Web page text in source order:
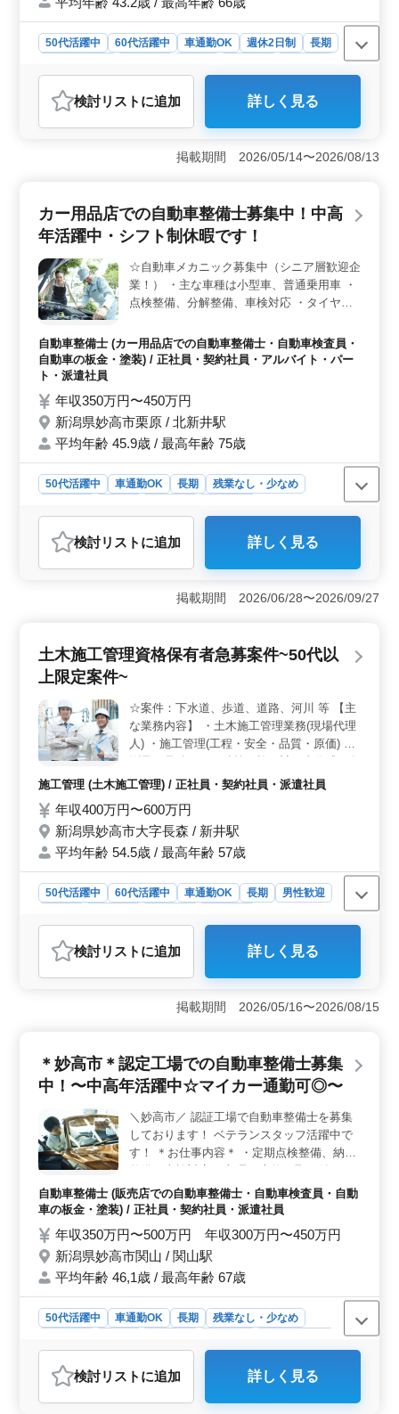
面優遇資格》 ・技術士(種類不問) ・
RCCM(種類不問) ◎1級土木施工管理技士資
格必須になります ＊50代以上で発注支援業
務経験10年以上条件面優遇いたします ＊50
代以上で土木施工管理業務経験者の方お気軽
にお問い合わせ下さい 皆様のご応募お待ち
しております！
50代活躍中 60代活躍中 車通勤OK 週休2日制
長期
おすすめポイント
＜発注者支援業務経験者募集＞ この求人は、発注者支
援業務の経験がある方を積極的に募集しています。発注
者支援業務は、道路や砂防、橋梁、上下水道など、イン
岐にわたる業務に挑戦できます。中高年の方々も多数活
躍しており、経験豊富な方々がチームを支えていま
の通勤が可能であり、出勤がより便利になります。無料
の駐車場も完備されていますので、通勤の負担を軽減で
きます。交通手段の選択肢が広がることで、通勤時間を
有効活用できるでしょう。 ＜充実した福利厚生＞
この企業では、資格手当の支給や単身赴任宿舎の完備な
ど、充実した福利厚生が整っています。さらに、週休2日
制や社会保険の完備など、働きやすい環境が整っていま
ので、ご興味をお持ちの方はぜひご応募ください。
検討リスト に追加 詳しく見る
掲載期間 2026/05/14〜2026/08/13
カー用品店での自動車整備士募集中！中高
年活躍中・シフト制休暇です！
☆自動車メカニック募集中（シニア層歓迎企
業！） ・主な車種は小型車、普通乗用車 ・
点検整備、分解整備、車検対応 ・タイヤ交
動車整備経験者募集中！ ☆50代の方も現在
働いている為年齢を気にする必要もございま
自動車整備士 (カー用品店での自動車整備士・自動車検査員・
自動車の板金・塗装) / 正社員・契約社員・アルバイト・パー
ト・派遣社員
年収350万円〜450万円
新潟県妙高市栗原 / 北新井駅
平均年齢 45.9歳 / 最高年齢 75歳
50代活躍中 車通勤OK 長期
残業なし・少なめ
自動車整備士
おすすめポイント
＜多様で柔軟な雇用形態＞ 新潟県妙高市栗原の自動車
整備士求人は正社員・契約社員・アルバイト・パート・
派遣社員など多彩な雇用形態で、自分の都合に合わせて
者の方を募集しています。小型車・普通乗用車の点検整
備から車検対応などを行っています。またタイヤ交換や
経験した技術を広く活かすことが可能です。 ＜働き
やすい待遇・環境＞ 年収も350万〜450万円と安定して
います。通勤手当も全額支給し、雇用・労災・健康・厚
生など福利厚生も整っております。車での通勤も可能と
なっており、無料駐車場も用意されています。経験豊富
な中高年の方の新しい挑戦を応援する職場です！
検討リスト に追加 詳しく見る
掲載期間 2026/06/28〜2026/09/27
土木施工管理資格保有者急募案件~50代以
上限定案件~
☆案件：下水道、歩道、道路、河川 等 【主
な業務内容】 ・土木施工管理業務(現場代理
人) ・施工管理(工程・安全・品質・原価) ・
種書類作成、施工図作成 等 ・近隣住人対応
・CAD経験あれば尚可 ☆50代以上土木施工
管理業務経験者急募 ☆50代以上土木施工管
理業務経験15年以上条件面優遇 気になるご
施工管理 (土木施工管理) / 正社員・契約社員・派遣社員
年収400万円〜600万円
新潟県妙高市大字長森 / 新井駅
平均年齢 54.5歳 / 最高年齢 57歳
50代活躍中 60代活躍中 車通勤OK 長期
男性歓迎
おすすめポイント
＜業務内容の充実＞ 当社では、下水道、歩道、道路、
河川など、多岐にわたるプロジェクトに携わることがで
きます。土木施工管理業務を中心に、工程、安全、品
質、原価など、幅広い管理業務を担当いただきま
年以上の方は、条件面で優遇いたします。お持ちの経験
とスキルを存分に活かしていただける環境をご用意して
います。 ＜働きやすい環境＞ 当社は車通勤可能で
あり、交通費は全額支給いたします。また、週5〜6日の
勤務で、月平均15時間程度の残業がありますが、労働時
間に関しても配慮し、メリハリを持って働ける環境を整
えています。お気軽にお問い合わせください。
検討リスト に追加 詳しく見る
掲載期間 2026/05/16〜2026/08/15
＊妙高市＊認定工場での自動車整備士募集
中！〜中高年活躍中☆マイカー通勤可◎〜
＼妙高市／ 認証工場で自動車整備士を募集
しております！ ベテランスタッフ活躍中で
す！ ＊お仕事内容＊ ・定期点検整備、納車
補修 ・トラブルシューティング時の整備業
務全般 ・カーナビ・ETCの設置 ・オーディ
活躍中 ・交通費支給 ・社会保険完備 ・マイ
カー通勤可能 今までの経験を生かして最後
の転職にしませんか？ ＼まずはお気軽にお
問い合わせください／
自動車整備士 (販売店での自動車整備士・自動車検査員・自動
車の板金・塗装) / 正社員・契約社員・派遣社員
年収350万円〜500万円 年収300万円〜450万円
新潟県妙高市関山 / 関山駅
平均年齢 46,1歳 / 最高年齢 67歳
50代活躍中 車通勤OK 長期
残業なし・少なめ
おすすめポイント
＜多彩な業務内容＞ おまかせする自動車整備業務は多
岐にわたり、経験豊富な方にぴったり。定期点検からト
検討リスト に追加 詳しく見る